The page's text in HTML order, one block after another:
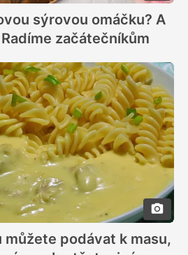
sýrovou omáčku? A
začátečníkům
můžete podávat k masu,